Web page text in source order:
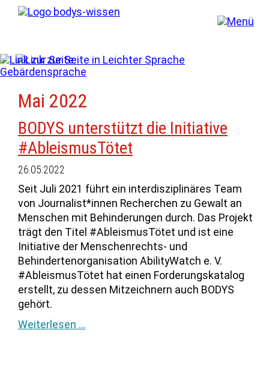
Mai 2022
BODYS unterstützt die Initiative
#AbleismusTötet
26.05.2022
Seit Juli 2021 führt ein interdisziplinäres Team
von Journalist*innen Recherchen zu Gewalt an
Menschen mit Behinderungen durch. Das Projekt
trägt den Titel #AbleismusTötet und ist eine
Initiative der Menschenrechts- und
Behindertenorganisation AbilityWatch e. V.
#AbleismusTötet hat einen Forderungskatalog
erstellt, zu dessen Mitzeichnern auch BODYS
gehört.
Weiterlesen …